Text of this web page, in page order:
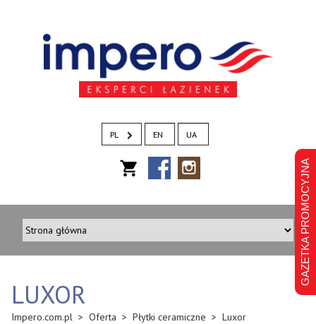
PL EN UA
LUXOR
Impero.com.pl > Oferta > Płytki ceramiczne > Luxor
GAZETKA PROMOCYJNA